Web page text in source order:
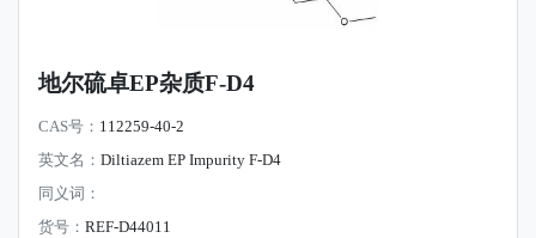
地尔硫卓EP杂质F-D4
CAS号： 112259-40-2
英文名： Diltiazem EP Impurity F-D4
同义词：
货号： REF-D44011